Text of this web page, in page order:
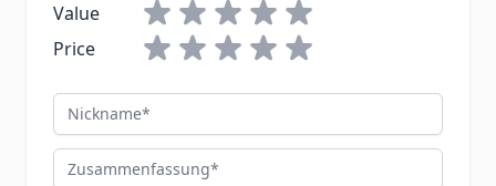
Value
Price
Nickname
Zusammenfassung